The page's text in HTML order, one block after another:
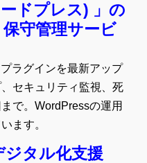
ドプレス) 」の
守管理サービ
ラグインを最新アップ
セキュリティ監視、死
で。WordPressの運用
ます。
ジタル化支援